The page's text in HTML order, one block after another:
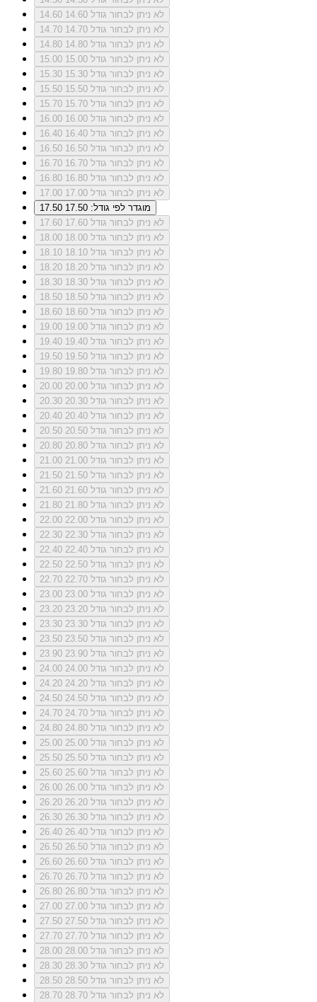
14.60
לא ניתן לבחור גודל 14.60
14.70
לא ניתן לבחור גודל 14.70
14.80
לא ניתן לבחור גודל 14.80
15.00
לא ניתן לבחור גודל 15.00
15.30
לא ניתן לבחור גודל 15.30
15.50
לא ניתן לבחור גודל 15.50
15.70
לא ניתן לבחור גודל 15.70
16.00
לא ניתן לבחור גודל 16.00
16.40
לא ניתן לבחור גודל 16.40
16.50
לא ניתן לבחור גודל 16.50
16.70
לא ניתן לבחור גודל 16.70
16.80
לא ניתן לבחור גודל 16.80
17.00
לא ניתן לבחור גודל 17.00
17.50
מוגדר לפי גודל: 17.50
17.60
לא ניתן לבחור גודל 17.60
18.00
לא ניתן לבחור גודל 18.00
18.10
לא ניתן לבחור גודל 18.10
18.20
לא ניתן לבחור גודל 18.20
18.30
לא ניתן לבחור גודל 18.30
18.50
לא ניתן לבחור גודל 18.50
18.60
לא ניתן לבחור גודל 18.60
19.00
לא ניתן לבחור גודל 19.00
19.40
לא ניתן לבחור גודל 19.40
19.50
לא ניתן לבחור גודל 19.50
19.80
לא ניתן לבחור גודל 19.80
20.00
לא ניתן לבחור גודל 20.00
20.30
לא ניתן לבחור גודל 20.30
20.40
לא ניתן לבחור גודל 20.40
20.50
לא ניתן לבחור גודל 20.50
20.80
לא ניתן לבחור גודל 20.80
21.00
לא ניתן לבחור גודל 21.00
21.50
לא ניתן לבחור גודל 21.50
21.60
לא ניתן לבחור גודל 21.60
21.80
לא ניתן לבחור גודל 21.80
22.00
לא ניתן לבחור גודל 22.00
22.30
לא ניתן לבחור גודל 22.30
22.40
לא ניתן לבחור גודל 22.40
22.50
לא ניתן לבחור גודל 22.50
22.70
לא ניתן לבחור גודל 22.70
23.00
לא ניתן לבחור גודל 23.00
23.20
לא ניתן לבחור גודל 23.20
23.30
לא ניתן לבחור גודל 23.30
23.50
לא ניתן לבחור גודל 23.50
23.90
לא ניתן לבחור גודל 23.90
24.00
לא ניתן לבחור גודל 24.00
24.20
לא ניתן לבחור גודל 24.20
24.50
לא ניתן לבחור גודל 24.50
24.70
לא ניתן לבחור גודל 24.70
24.80
לא ניתן לבחור גודל 24.80
25.00
לא ניתן לבחור גודל 25.00
25.50
לא ניתן לבחור גודל 25.50
25.60
לא ניתן לבחור גודל 25.60
26.00
לא ניתן לבחור גודל 26.00
26.20
לא ניתן לבחור גודל 26.20
26.30
לא ניתן לבחור גודל 26.30
26.40
לא ניתן לבחור גודל 26.40
26.50
לא ניתן לבחור גודל 26.50
26.60
לא ניתן לבחור גודל 26.60
26.70
לא ניתן לבחור גודל 26.70
26.80
לא ניתן לבחור גודל 26.80
27.00
לא ניתן לבחור גודל 27.00
27.50
לא ניתן לבחור גודל 27.50
27.70
לא ניתן לבחור גודל 27.70
28.00
לא ניתן לבחור גודל 28.00
28.30
לא ניתן לבחור גודל 28.30
28.50
לא ניתן לבחור גודל 28.50
28.70
לא ניתן לבחור גודל 28.70